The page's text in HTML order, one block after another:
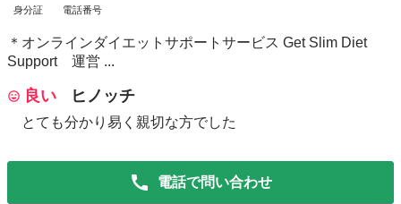
身分証 電話番号
＊オンラインダイエットサポートサービス Get Slim Diet
Support 運営 ...
良い ヒノッチ
とても分かり易く親切な方でした
電話で問い合わせ